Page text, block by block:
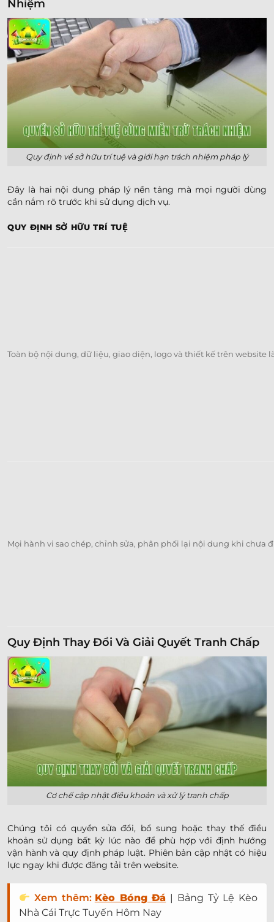
Nhiệm
Quy định về sở hữu trí tuệ và giới hạn trách nhiệm pháp lý
Đây là hai nội dung pháp lý nền tảng mà mọi người dùng
cần nắm rõ trước khi sử dụng dịch vụ.
QUY ĐỊNH SỞ HỮU TRÍ TUỆ
Toàn bộ nội dung, dữ liệu, giao diện, logo và thiết kế trên
Mọi hành vi sao chép, chỉnh sửa, phân phối lại nội dung khi chưa
Quy Định Thay Đổi Và Giải Quyết Tranh Chấp
Cơ chế cập nhật điều khoản và xử lý tranh chấp
Chúng tôi có quyền sửa đổi, bổ sung hoặc thay thế điều
khoản sử dụng bất kỳ lúc nào để phù hợp với định hướng
vận hành và quy định pháp luật. Phiên bản cập nhật có hiệu
lực ngay khi được đăng tải trên website.
Xem thêm: Kèo Bóng Đá | Bảng Tỷ Lệ Kèo
Nhà Cái Trực Tuyến Hôm Nay